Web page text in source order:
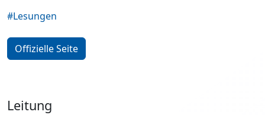
#Lesungen
Offizielle Seite
Leitung